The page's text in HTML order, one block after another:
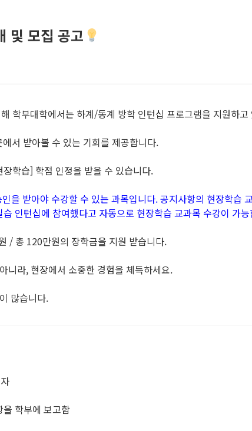
및 모집 공고
학부대학에서는 하계/동계 방학 인턴십 프로그램을 지원하고
서 받아볼 수 있는 기회를 제공합니다.
학습] 학점 인정을 받을 수 있습니다.
받아야 수강할 수 있는 과목입니다. 공지사항의 현장학습
인턴십에 참여했다고 자동으로 현장학습 교과목 수강이 가
/ 총 120만원의 장학금을 지원 받습니다.
니라, 현장에서 소중한 경험을 체득하세요.
많습니다.
학부에 보고함